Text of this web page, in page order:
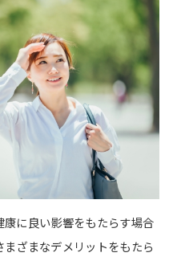
に良い影響をもたらす場合
ざまなデメリットをもたら